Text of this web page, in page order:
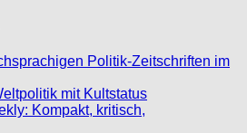
Politik-Zeitschriften im
mit Kultstatus
Kompakt, kritisch,